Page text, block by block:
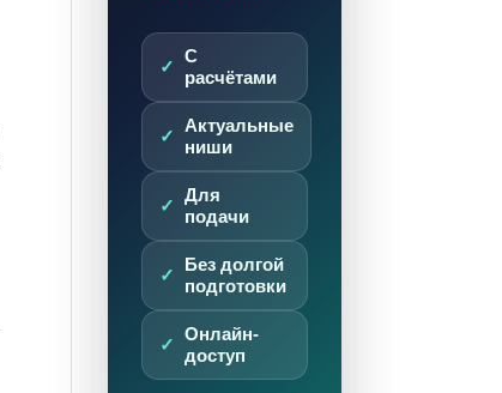
С
расчётами
Актуальные
ниши
Для
подачи
Без долгой
подготовки
Онлайн-
доступ